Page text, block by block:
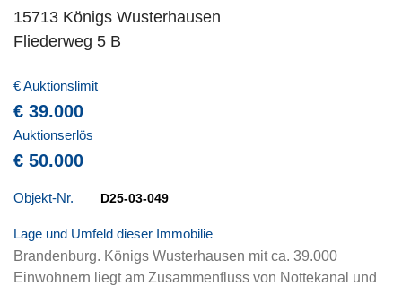
15713 Königs Wusterhausen
Fliederweg 5 B
€ Auktionslimit
€ 39.000
Auktionserlös
€ 50.000
Objekt-Nr. D25-03-049
Lage und Umfeld dieser Immobilie
Brandenburg. Königs Wusterhausen mit ca. 39.000
Einwohnern liegt am Zusammenfluss von Nottekanal und